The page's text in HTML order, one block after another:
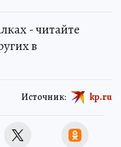
- читайте
в
Источник: kp.ru